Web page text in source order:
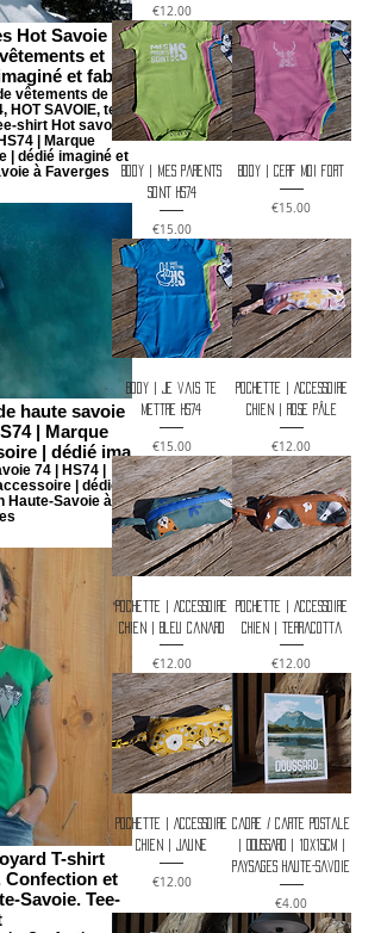
Hot Savoie 74
et
et fabri
vêtements de la
HOT SAVOIE, tee-
shirt Hot savoie
| Marque
| dédié imaginé et
à Faverges
haute savoie
| Marque
| dédié ima
74 | HS74 |
| dédié
Haute-Savoie à
T-shirt
Confection et
Savoie. Tee-
Price
€12.00
Body | Mes parents
sont HS74
Price
€15.00
Body | Cerf moi fort
Price
€15.00
Body | Je vais te
mettre HS74
Price
€15.00
Pochette | Accessoire
chien | Rose pâle
Price
€12.00
Pochette | Accessoire
chien | Bleu canard
Price
€12.00
Pochette | Accessoire
chien | Terracotta
Price
€12.00
Pochette | Accessoire
chien | Jaune
Price
€12.00
Cadre / carte postale
| DOUSSARD | 10x15cm |
Paysages Haute-Savoie
Price
€4.00